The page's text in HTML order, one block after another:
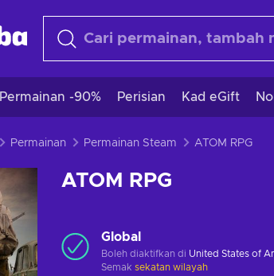
Permainan -90% Perisian Kad eGift
Permainan Permainan Steam ATOM RPG
ATOM RPG
Global
Boleh diaktifkan di United States of
Semak sekatan wilayah